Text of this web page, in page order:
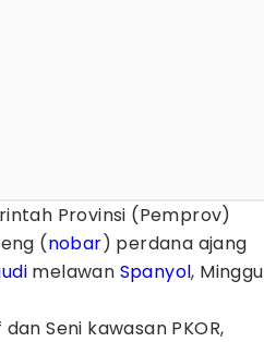
Provinsi (Pemprov)
(nobar) perdana ajang
melawan Spanyol, Minggu
Seni kawasan PKOR,